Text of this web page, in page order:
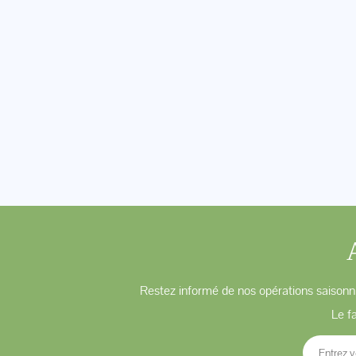
Restez informé de nos opérations
Le